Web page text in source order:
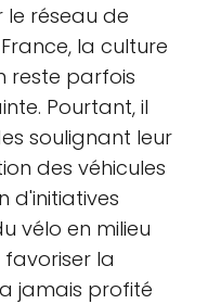
réseau de
la culture
reste parfois
Pourtant, il
soulignant leur
des véhicules
d'initiatives
vélo en milieu
la
jamais profité